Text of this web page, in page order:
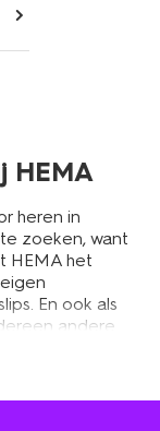
HEMA
heren in
zoeken, want
HEMA het
En ook als
andere
verschillende